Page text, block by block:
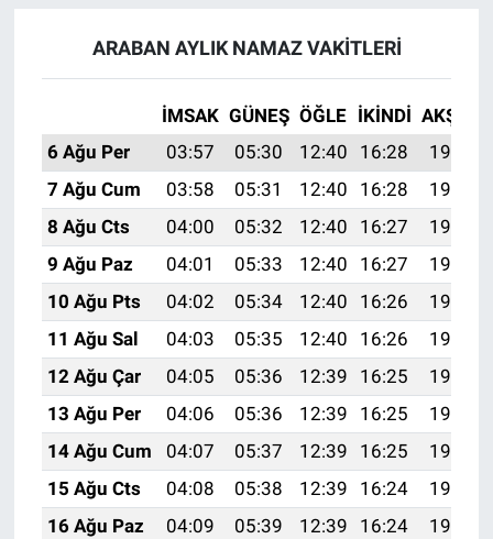
ARABAN AYLIK NAMAZ VAKITLERI
İMSAK GÜNEŞ ÖĞLE İKINDI AKŞAM
6 Ağu Per
03:57 05:30 12:40 16:28
19:40
7 Ağu Cum
03:58 05:31 12:40 16:28
19:39
8 Ağu Cts
04:00 05:32 12:40 16:27
19:38
9 Ağu Paz
04:01 05:33 12:40 16:27
19:37
10 Ağu Pts
04:02 05:34 12:40 16:26
19:36
11 Ağu Sal
04:03 05:35 12:40 16:26
19:34
12 Ağu Çar
04:05 05:36 12:39 16:25
19:33
13 Ağu Per
04:06 05:36 12:39 16:25
19:32
14 Ağu Cum
04:07 05:37 12:39 16:25
19:31
15 Ağu Cts
04:08 05:38 12:39 16:24
19:30
16 Ağu Paz
04:09 05:39 12:39 16:24
19:28
Kültür Sanat
Ne demişti
Nedir
Popüler
Programlar
Sağlık
Spor
Teknoloji